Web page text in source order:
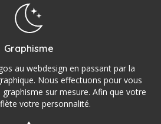
Graphisme
au webdesign en passant par la
Nous effectuons pour vous
sur mesure. Afin que votre
votre personnalité.